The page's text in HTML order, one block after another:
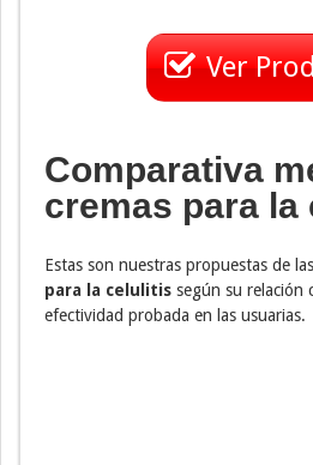
Ver
Comparativa
cremas para la
Estas son nuestras propuestas de las
para la celulitis según su relación
efectividad probada en las usuarias.